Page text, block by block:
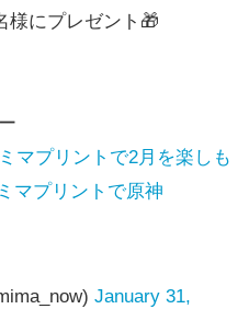
様にプレゼント🎁
マプリントで2月を楽しも
マプリントで原神
January 31,